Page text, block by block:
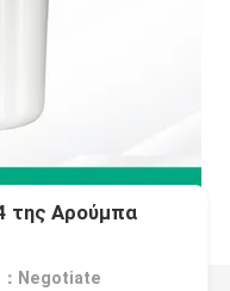
της Αρούμπα
：Negotiate